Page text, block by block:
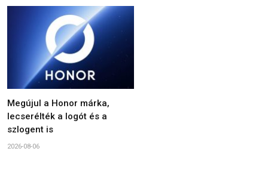
Megújul a Honor márka,
lecserélték a logót és a
szlogent is
2026-08-06